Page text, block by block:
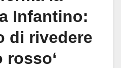
Infantino:
di rivedere
rosso‘